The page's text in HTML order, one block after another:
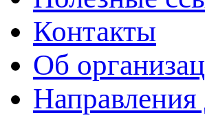
Контакты
Об
Направления